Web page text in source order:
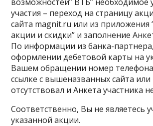
участия – переход на страницу
сайта magnit.ru или из приложения
акции и скидки” и заполнение
По информации из банка-
оформлении дебетовой карты на
Вашем обращении номер
ссылке с вышеназванных сайта
отсутствовал и Анкета участника
Соответственно, Вы не являетесь
указанной акции.